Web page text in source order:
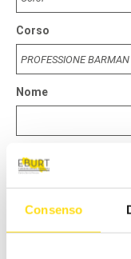
Consenso
Corso
Nome
Città *